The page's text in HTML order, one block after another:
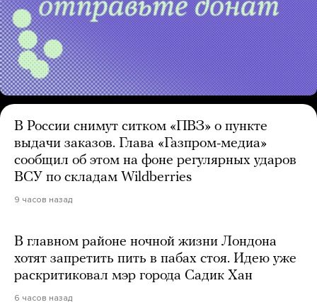
В России снимут ситком «ПВЗ» о пункте
выдачи заказов. Глава «Газпром-медиа»
сообщил об этом на фоне регулярных ударов
ВСУ по складам Wildberries
9 часов назад
В главном районе ночной жизни Лондона
хотят запретить пить в пабах стоя. Идею уже
раскритиковал мэр города Садик Хан
6 часов назад